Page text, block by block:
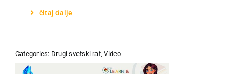
čitaj dalje
Categories: Drugi svetski rat,Video